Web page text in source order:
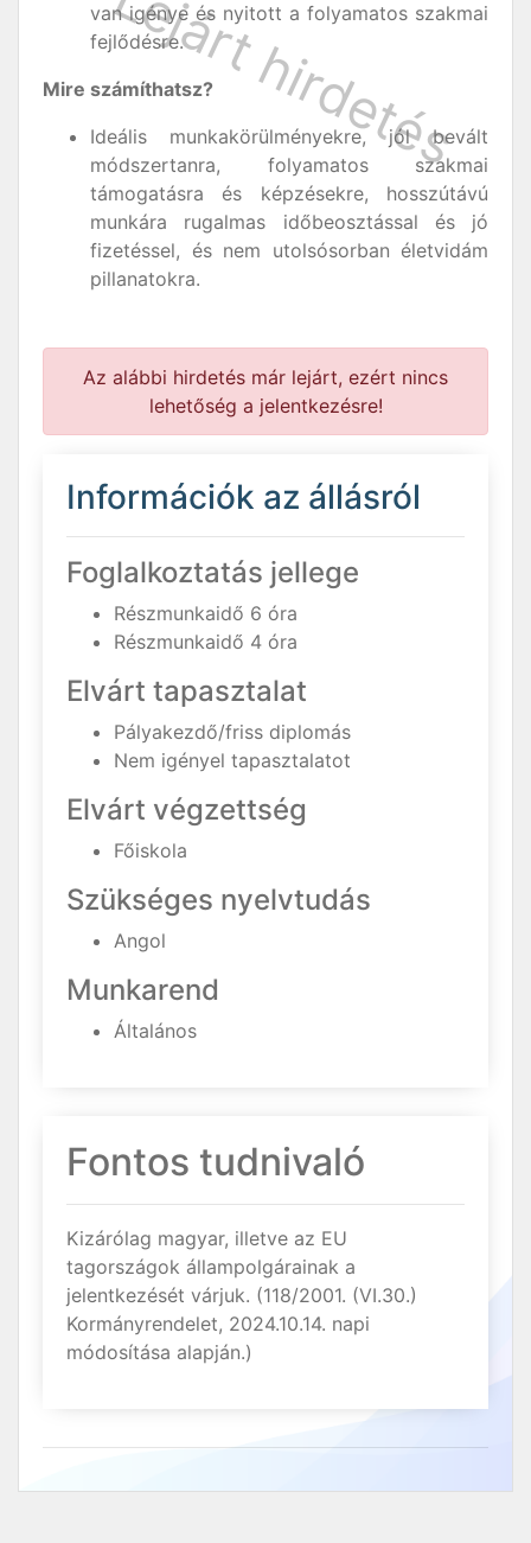
van igénye és nyitott a folyamatos szakmai
fejlődésre.
Mire számíthatsz?
Ideális munkakörülményekre, jól bevált
módszertanra, folyamatos szakmai
támogatásra és képzésekre, hosszútávú
munkára rugalmas időbeosztással és jó
fizetéssel, és nem utolsósorban életvidám
pillanatokra.
Az alábbi hirdetés már lejárt, ezért nincs
lehetőség a jelentkezésre!
Információk az állásról
Foglalkoztatás jellege
Részmunkaidő 6 óra
Részmunkaidő 4 óra
Elvárt tapasztalat
Pályakezdő/friss diplomás
Nem igényel tapasztalatot
Elvárt végzettség
Főiskola
Szükséges nyelvtudás
Angol
Munkarend
Általános
Fontos tudnivaló
Kizárólag magyar, illetve az EU
tagországok állampolgárainak a
jelentkezését várjuk. (118/2001. (VI.30.)
Kormányrendelet, 2024.10.14. napi
módosítása alapján.)